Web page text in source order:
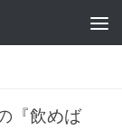
『飲めば